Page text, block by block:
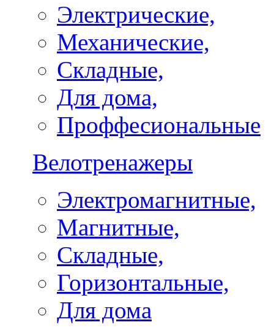
Электрические,
Механические,
Складные,
Для дома,
Проффесиональные
Велотренажеры
Электромагнитные,
Магнитные,
Складные,
Горизонтальные,
Для дома